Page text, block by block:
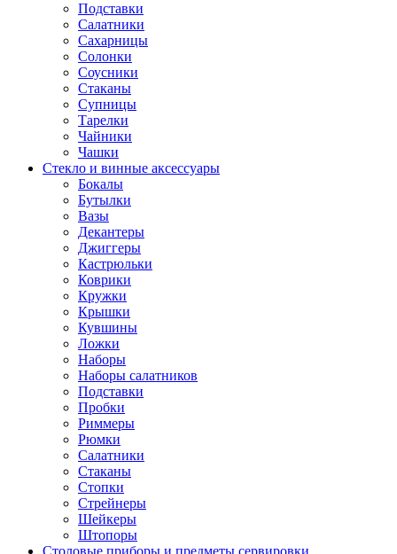
Подставки
Салатники
Сахарницы
Солонки
Соусники
Стаканы
Супницы
Тарелки
Чайники
Чашки
Стекло и винные аксессуары
Бокалы
Бутылки
Вазы
Декантеры
Джиггеры
Кастрюльки
Коврики
Кружки
Крышки
Кувшины
Ложки
Наборы
Наборы салатников
Подставки
Пробки
Риммеры
Рюмки
Салатники
Стаканы
Стопки
Стрейнеры
Шейкеры
Штопоры